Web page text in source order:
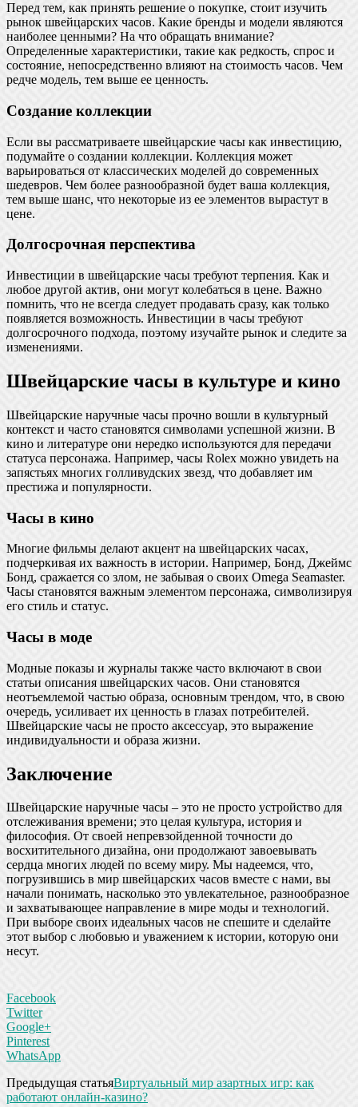
Перед тем, как принять решение о покупке, стоит изучить
рынок швейцарских часов. Какие бренды и модели являются
наиболее ценными? На что обращать внимание?
Определенные характеристики, такие как редкость, спрос и
состояние, непосредственно влияют на стоимость часов. Чем
редче модель, тем выше ее ценность.
Создание коллекции
Если вы рассматриваете швейцарские часы как инвестицию,
подумайте о создании коллекции. Коллекция может
варьироваться от классических моделей до современных
шедевров. Чем более разнообразной будет ваша коллекция,
тем выше шанс, что некоторые из ее элементов вырастут в
цене.
Долгосрочная перспектива
Инвестиции в швейцарские часы требуют терпения. Как и
любое другой актив, они могут колебаться в цене. Важно
помнить, что не всегда следует продавать сразу, как только
появляется возможность. Инвестиции в часы требуют
долгосрочного подхода, поэтому изучайте рынок и следите за
изменениями.
Швейцарские часы в культуре и кино
Швейцарские наручные часы прочно вошли в культурный
контекст и часто становятся символами успешной жизни. В
кино и литературе они нередко используются для передачи
статуса персонажа. Например, часы Rolex можно увидеть на
запястьях многих голливудских звезд, что добавляет им
престижа и популярности.
Часы в кино
Многие фильмы делают акцент на швейцарских часах,
подчеркивая их важность в истории. Например, Бонд, Джеймс
Бонд, сражается со злом, не забывая о своих Omega Seamaster.
Часы становятся важным элементом персонажа, символизируя
его стиль и статус.
Часы в моде
Модные показы и журналы также часто включают в свои
статьи описания швейцарских часов. Они становятся
неотъемлемой частью образа, основным трендом, что, в свою
очередь, усиливает их ценность в глазах потребителей.
Швейцарские часы не просто аксессуар, это выражение
индивидуальности и образа жизни.
Заключение
Швейцарские наручные часы – это не просто устройство для
отслеживания времени; это целая культура, история и
философия. От своей непревзойденной точности до
восхитительного дизайна, они продолжают завоевывать
сердца многих людей по всему миру. Мы надеемся, что,
погрузившись в мир швейцарских часов вместе с нами, вы
начали понимать, насколько это увлекательное, разнообразное
и захватывающее направление в мире моды и технологий.
При выборе своих идеальных часов не спешите и сделайте
этот выбор с любовью и уважением к истории, которую они
несут.
Facebook
Twitter
Google+
Pinterest
WhatsApp
Предыдущая статьяВиртуальный мир азартных игр: как
работают онлайн-казино?